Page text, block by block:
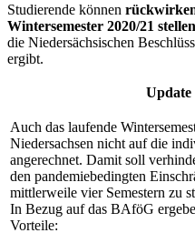
Studierende können
Wintersemester 2020/21
die Niedersächsischen
ergibt.
Update
Auch das laufende
Niedersachsen nicht auf die
angerechnet. Damit soll
den pandemiebedingten
mittlerweile vier Semestern zu
In Bezug auf das BAföG
Vorteile: